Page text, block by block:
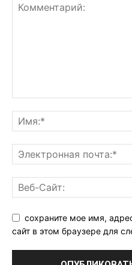
сохраните мое имя,
сайт в этом браузере для